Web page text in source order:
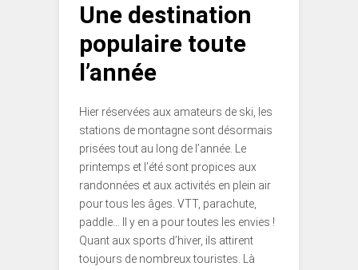
Une destination
populaire toute
l’année
Hier réservées aux amateurs de ski, les
stations de montagne sont désormais
prisées tout au long de l’année. Le
printemps et l’été sont propices aux
randonnées et aux activités en plein air
pour tous les âges. VTT, parachute,
paddle… Il y en a pour toutes les envies !
Quant aux sports d’hiver, ils attirent
toujours de nombreux touristes. Là